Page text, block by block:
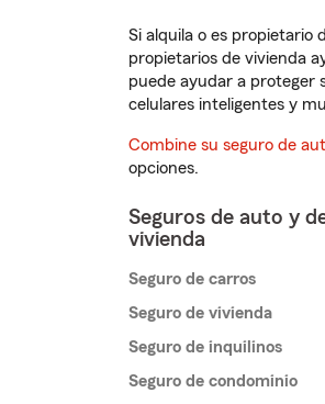
Si alquila o es propietario
propietarios de vivienda
puede ayudar a proteger
celulares inteligentes y
Combine su seguro de
opciones.
Seguros de auto y
vivienda
Seguro de carros
Seguro de vivienda
Seguro de inquilinos
Seguro de condominio